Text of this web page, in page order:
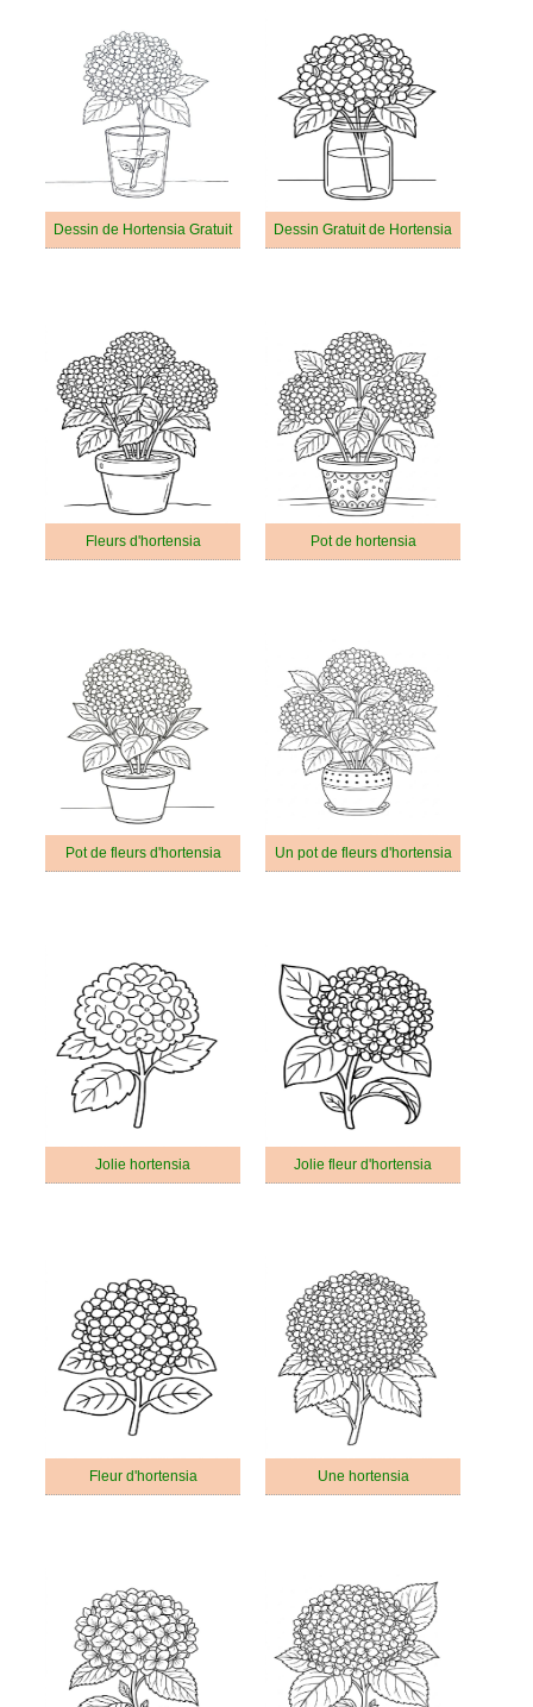
Dessin de Hortensia Gratuit Dessin Gratuit de Hortensia
Fleurs d'hortensia Pot de hortensia
Pot de fleurs d'hortensia Un pot de fleurs d'hortensia
Jolie hortensia Jolie fleur d'hortensia
Fleur d'hortensia Une hortensia